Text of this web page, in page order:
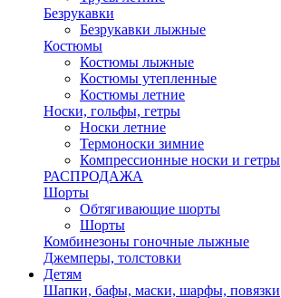
Безрукавки
Безрукавки лыжные
Костюмы
Костюмы лыжные
Костюмы утепленные
Костюмы летние
Носки, гольфы, гетры
Носки летние
Термоноски зимние
Компрессионные носки и гетры
РАСПРОДАЖА
Шорты
Обтягивающие шорты
Шорты
Комбинезоны гоночные лыжные
Джемперы, толстовки
Детям
Шапки, бафы, маски, шарфы, повязки